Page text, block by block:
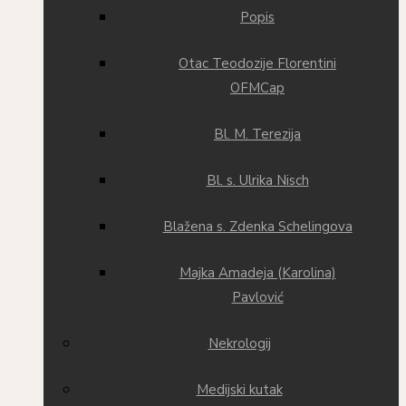
Popis
Otac Teodozije Florentini
OFMCap
Bl. M. Terezija
Bl. s. Ulrika Nisch
Blažena s. Zdenka Schelingova
Majka Amadeja (Karolina)
Pavlović
Nekrologij
Medijski kutak